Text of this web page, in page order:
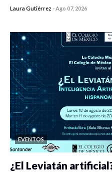
Laura Gutiérrez -Ago 07, 2026
EVENTOS
¿El Leviatán